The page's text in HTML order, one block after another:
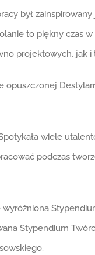
był
to piękny czas
projektowych, jak
wiele
podczas
Stypendium